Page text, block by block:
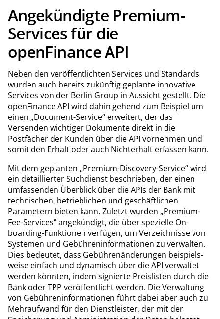
Angekündigte Premium-
Services für die
openFinance API
Neben den veröffentlichten Services und Standards
wurden auch bereits zukünftig geplante innovative
Services von der Berlin Group in Aussicht gestellt. Die
openFinance API wird dahin gehend zum Beispiel um
einen „Document-Service“ erweitert, der das
Versenden wichtiger Dokumente direkt in die
Postfächer der Kunden über die API vornehmen und
somit den Erhalt oder auch Nichterhalt erfassen kann.
Mit dem geplanten „Premium-Discovery-Service“ wird
ein detaillierter Suchdienst beschrieben, der einen
umfassenden Überblick über die APIs der Bank mit
technischen, betrieblichen und geschäftlichen
Parametern bieten kann. Zuletzt wurden „Premium-
Fee-Services“ angekündigt, die über spezielle On-
boarding-Funktionen verfügen, um Verzeichnisse von
Systemen und Gebühreninformationen zu verwalten.
Dies bedeutet, dass Gebührenänderungen beispiels-
weise einfach und dynamisch über die API verwaltet
werden könnten, indem signierte Preislisten durch die
Bank oder TPP veröffentlicht werden. Die Verwaltung
von Gebühreninformationen führt dabei aber auch zu
Mehraufwand für den Dienstleister, der mit der